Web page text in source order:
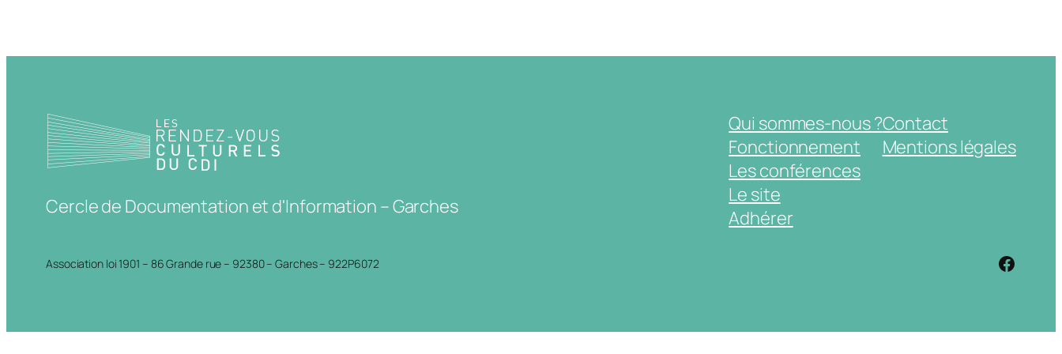
Cercle de Documentation et d'Information – Garches
Qui sommes-nous ?
Fonctionnement
Les conférences
Le site
Adhérer
Contact
Mentions légales
Association loi 1901 – 86 Grande rue – 92380 – Garches – 922P6072